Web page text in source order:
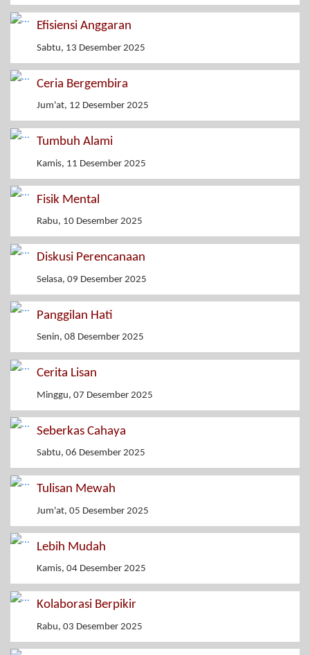
Efisiensi Anggaran
Sabtu, 13 Desember 2025
Ceria Bergembira
Jum'at, 12 Desember 2025
Tumbuh Alami
Kamis, 11 Desember 2025
Fisik Mental
Rabu, 10 Desember 2025
Diskusi Perencanaan
Selasa, 09 Desember 2025
Panggilan Hati
Senin, 08 Desember 2025
Cerita Lisan
Minggu, 07 Desember 2025
Seberkas Cahaya
Sabtu, 06 Desember 2025
Tulisan Mewah
Jum'at, 05 Desember 2025
Lebih Mudah
Kamis, 04 Desember 2025
Kolaborasi Berpikir
Rabu, 03 Desember 2025